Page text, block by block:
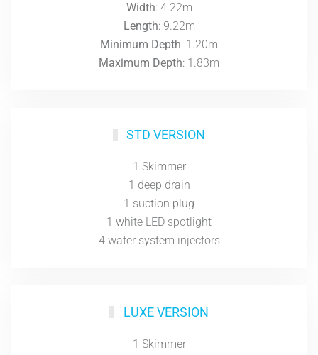
Width: 4.22m
Length: 9.22m
Minimum Depth: 1.20m
Maximum Depth: 1.83m
STD VERSION
1 Skimmer
1 deep drain
1 suction plug
1 white LED spotlight
4 water system injectors
LUXE VERSION
1 Skimmer